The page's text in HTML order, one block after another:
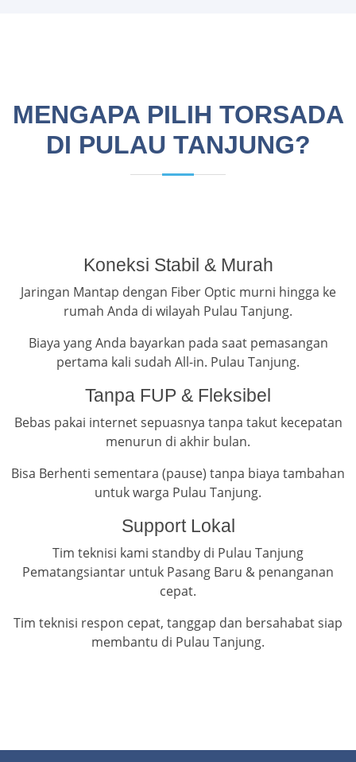
MENGAPA PILIH TORSADA
DI PULAU TANJUNG?
Koneksi Stabil & Murah
Jaringan Mantap dengan Fiber Optic murni hingga ke
rumah Anda di wilayah Pulau Tanjung.
Biaya yang Anda bayarkan pada saat pemasangan
pertama kali sudah All-in. Pulau Tanjung.
Tanpa FUP & Fleksibel
Bebas pakai internet sepuasnya tanpa takut kecepatan
menurun di akhir bulan.
Bisa Berhenti sementara (pause) tanpa biaya tambahan
untuk warga Pulau Tanjung.
Support Lokal
Tim teknisi kami standby di Pulau Tanjung
Pematangsiantar untuk Pasang Baru & penanganan
cepat.
Tim teknisi respon cepat, tanggap dan bersahabat siap
membantu di Pulau Tanjung.